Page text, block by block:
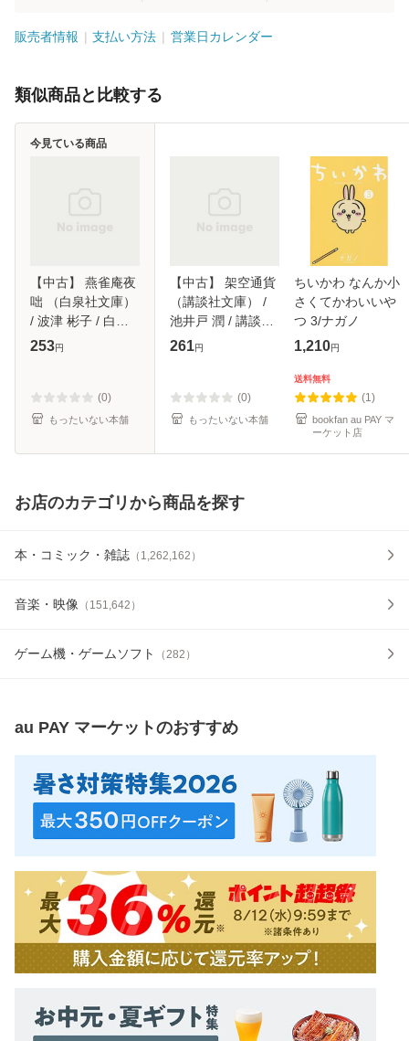
販売者情報 支払い方法 営業日カレンダー
類似商品と比較する
【中古】 燕雀庵夜
咄 （白泉社文庫）
/ 波津 彬子 / 白泉
社 [文庫]【メール
253円
(0)
もったいない本舗
今見ている商品
【中古】 架空通貨
（講談社文庫） /
池井戸 潤 / 講談社
[文庫]【メール便送
261円
(0)
もったいない本舗
ちいかわ なんか小
さくてかわいいや
つ 3/ナガノ
1,210円
送料無料
(1)
bookfan au PAY マ
ーケット店
お店のカテゴリから商品を探す
本・コミック・雑誌 （ 1,262,162 ）
音楽・映像 （ 151,642 ）
ゲーム機・ゲームソフト （282 ）
au PAY マーケットのおすすめ